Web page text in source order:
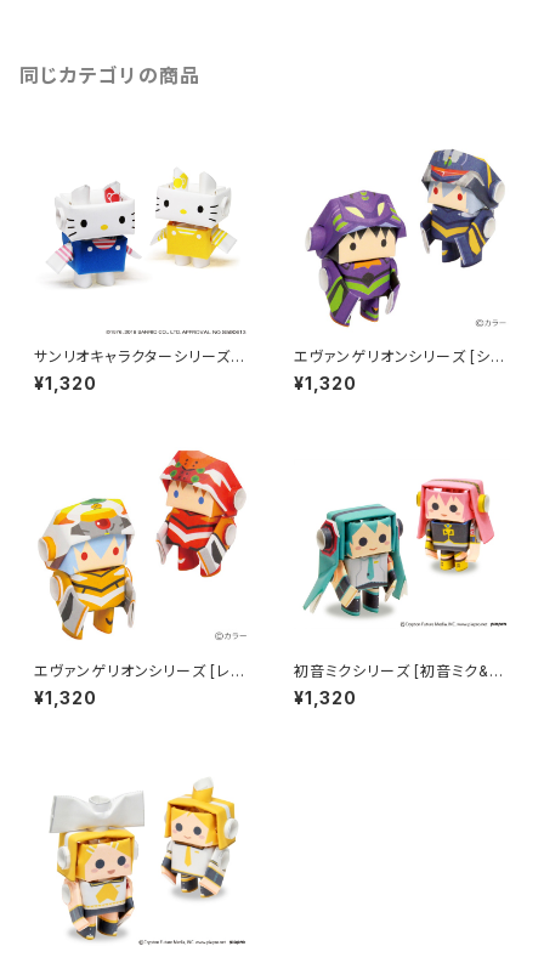
同じカテゴリの商品
サンリオキャラクターシリーズ
[ハローキティ]
¥1,320
エヴァンゲリオンシリーズ [シン
ジ & カオル]
¥1,320
エヴァンゲリオンシリーズ [レイ
& アスカ]
¥1,320
初音ミクシリーズ [初音ミク&巡
音ルカ]
¥1,320